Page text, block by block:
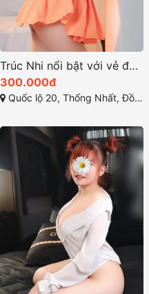
Trúc Nhi nổi bật với vẻ đẹp quyến rũ hoàn hảo
300.000đ
Quốc lộ 20, Thống Nhất, Đồng Nai